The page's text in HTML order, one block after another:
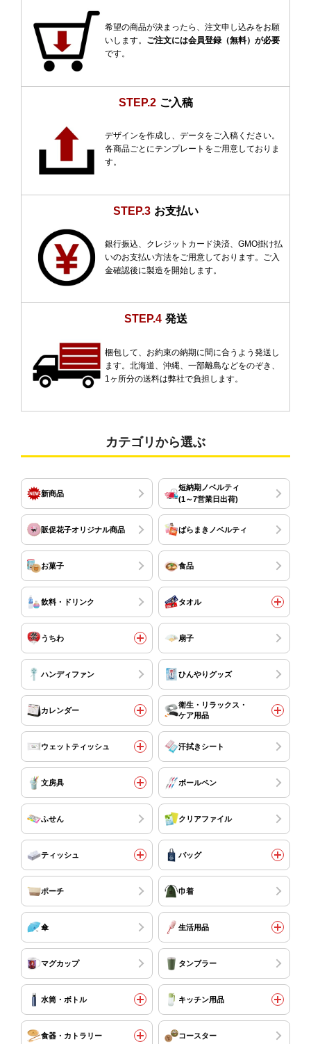
希望の商品が決まったら、注文申し込みをお願
いします。 ご注文には会員登録（無料）が必要
です。
STEP.2 ご入稿
デザインを作成し、データをご入稿ください。
各商品ごとにテンプレートをご用意しておりま
す。
STEP.3 お支払い
銀行振込、クレジットカード決済、GMO掛け払
いのお支払い方法をご用意しております。ご入
金確認後に製造を開始します。
STEP.4 発送
梱包して、お約束の納期に間に合うよう発送し
ます。北海道、沖縄、一部離島などをのぞき、
1ヶ所分の送料は弊社で負担します。
カテゴリから選ぶ
新商品
短納期ノベルティ
(1～7営業日出荷)
販促花子オリジナル商品 ばらまきノベルティ
お菓子 食品
飲料・ドリンク タオル
うちわ 扇子
ハンディファン ひんやりグッズ
カレンダー
衛生・リラックス・
ケア用品
ウェットティッシュ 汗拭きシート
文房具 ボールペン
ふせん クリアファイル
ティッシュ バッグ
ポーチ 巾着
傘 生活用品
マグカップ タンブラー
水筒・ボトル キッチン用品
食器・カトラリー コースター